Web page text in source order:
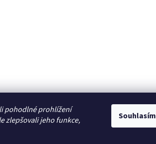
pohodlné prohlížení
zlepšovali jeho funkce,
Souhlasím